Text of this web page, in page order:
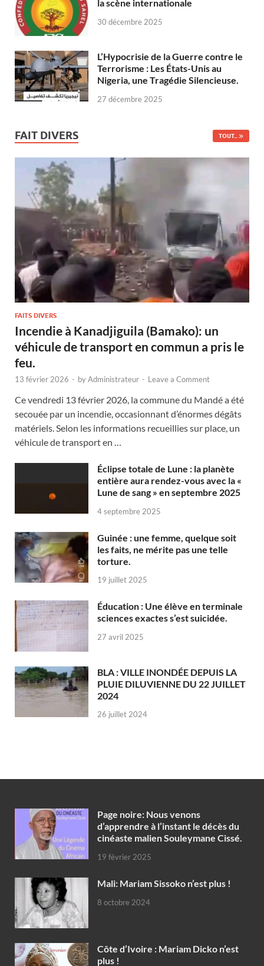
la scène internationale
30 décembre 2025
L’Hypocrisie de la Guerre contre le
Terrorisme : Les États-Unis au
Nigeria, une Tragédie Silencieuse.
27 décembre 2025
FAIT DIVERS TOUT...
FAITS DIVERS
Incendie à Kanadjiguila (Bamako): un
véhicule de transport en commun a pris le
feu.
13 février 2026 - byAdministrateur - Leave a Comment
Ce vendredi 13 février 2026, la commune du Mandé a été
secouée par un incendie, occasionnant d’énormes dégâts
matériels. Selon les informations recueillies sur place, un
véhicule de transport en …
Éclipse totale de Lune : la planète
entière aura rendez-vous avec la «
Lune de sang » en septembre 2025
4 septembre 2025
Guinée : une femme, quelque soit
les faits, ne mérite pas une telle
torture.
19 juillet 2025
Éducation : Une élève en terminale
sciences exactes s’est suicidée.
27 avril 2025
BLA : VILLE INONDÉE DEPUIS LA
PLUIE DILUVIENNE DU 22 JUILLET
2024
26 juillet 2024
Page noire: Nous venons
d’apprendre à l’instant le décès du
cinéaste malien Souleymane Cissé.
19 février 2025
Mali: Mariam Sissoko n’est plus !
8 octobre 2024
Côte d’Ivoire : Mariam Dicko n’est
plus !